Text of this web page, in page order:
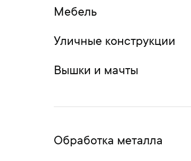
Мебель
Уличные конструкции
Вышки и мачты
Обработка металла